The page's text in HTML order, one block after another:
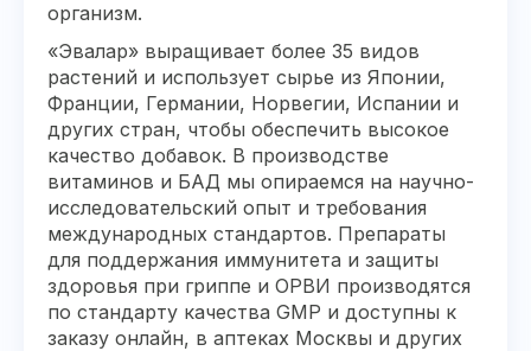
организм.
«Эвалар» выращивает более 35 видов
растений и использует сырье из Японии,
Франции, Германии, Норвегии, Испании и
других стран, чтобы обеспечить высокое
качество добавок. В производстве
витаминов и БАД мы опираемся на научно-
исследовательский опыт и требования
международных стандартов. Препараты
для поддержания иммунитета и защиты
здоровья при гриппе и ОРВИ производятся
по стандарту качества GMP и доступны к
заказу онлайн, в аптеках Москвы и других